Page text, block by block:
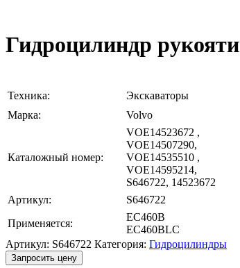
Гидроцилиндр
Техника:
Экскаваторы
Марка:
Volvo
Каталожный номер:
VOE14523672 ,
VOE14507290,
VOE14535510 ,
VOE14595214,
S646722, 14523672
Артикул:
S646722
Применяется:
EC460B
EC460BLC
Артикул: S646722 Категория: Гидроцилиндры
Запросить цену